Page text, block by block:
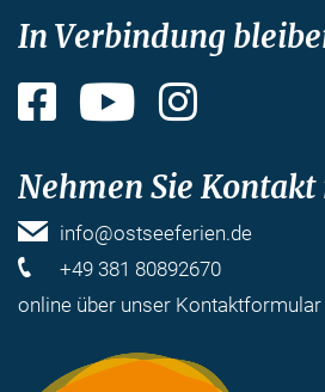
In Verbindung
Facebook YouTube
Nehmen Sie
info@ostseeferien.de
+49 381 80892670
online über unser Kontaktformular